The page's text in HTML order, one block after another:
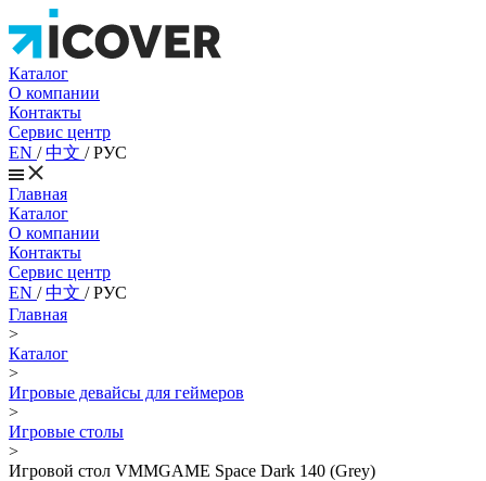
Каталог
О компании
Контакты
Сервис центр
EN /中文 /РУС
Главная
Каталог
О компании
Контакты
Сервис центр
EN /中文 /РУС
Главная
>
Каталог
>
Игровые девайсы для геймеров
>
Игровые столы
>
Игровой стол VMMGAME Space Dark 140 (Grey)